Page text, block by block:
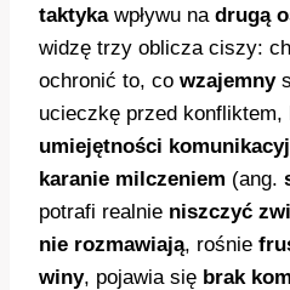
taktykawpływu na drugą
widzę trzy oblicza ciszy:
ochronić to, co wzajemny
ucieczkę przed konfliktem,
umiejętności
karanie milczeniem (ang.
potrafi realnie niszczyć
nie rozmawiają, rośnie
winy, pojawia się brak